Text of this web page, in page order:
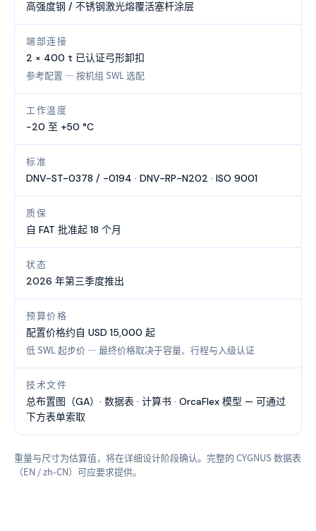
高强度钢 / 不锈钢激光熔覆活塞杆涂层
端部连接
2 × 400 t 已认证弓形卸扣
参考配置 — 按机组 SWL 选配
工作温度
−20 至 +50 °C
标准
DNV-ST-0378 / -0194 · DNV-RP-N202 · ISO 9001
质保
自 FAT 批准起 18 个月
状态
2026 年第三季度推出
预算价格
配置价格约自 USD 15,000 起
低 SWL 起步价 — 最终价格取决于容量、行程与入级认证
技术文件
总布置图（GA）· 数据表 · 计算书 · OrcaFlex 模型 — 可通过
下方表单索取
重量与尺寸为估算值，将在详细设计阶段确认。完整的 CYGNUS 数据表
（EN / zh-CN）可应要求提供。